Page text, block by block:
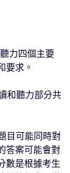
力四個主要
要求。
和聽力部分共
目可能同時對
答案可能會對
數是根據考生